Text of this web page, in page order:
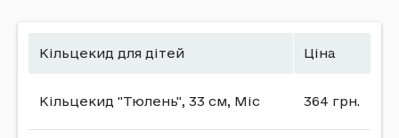
Кільцеброс для дітей
Іграшка кільцеброс є сучасною, недорогою за
ціною та актуальноюгроюдля дітей, яка
Кільцекид для дітей Ціна
Кільцекид "Тюлень", 33 см, Mic 364 грн.